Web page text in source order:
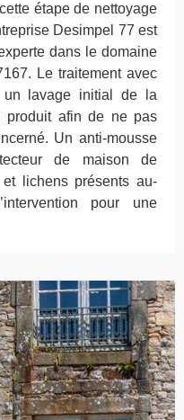
étape de nettoyage
Desimpel 77 est
dans le domaine
Le traitement avec
un lavage initial de la
produit afin de ne pas
Un anti-mousse
de maison de
lichens présents au-
pour une